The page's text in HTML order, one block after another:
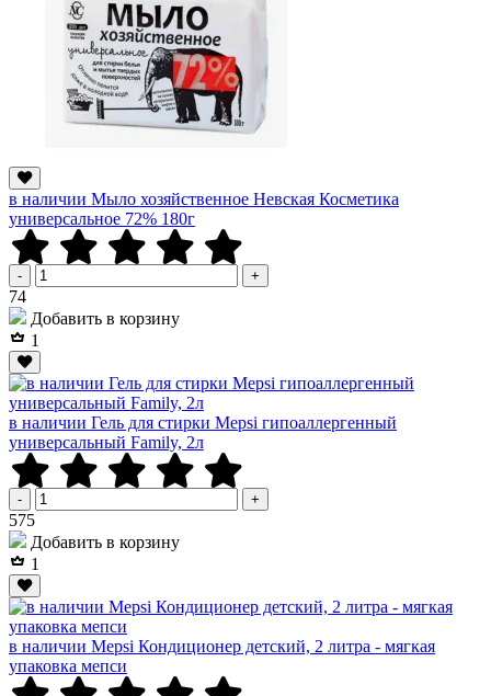
в наличии Мыло хозяйственное Невская Косметика
универсальное 72% 180г
- +
74Р
Добавить в корзину
1
в наличии Гель для стирки Mepsi гипоаллергенный
универсальный Family, 2л
- +
575Р
Добавить в корзину
1
в наличии Mepsi Кондиционер детский, 2 литра - мягкая
упаковка мепси